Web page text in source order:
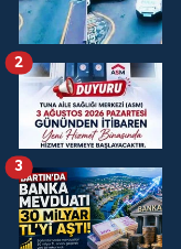
2
3